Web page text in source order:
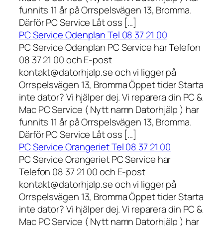
funnits 11 år på Orrspelsvägen 13, Bromma.
Därför PC Service Låt oss […]
PC Service Odenplan Tel 08 37 21 00
PC Service Odenplan PC Service har Telefon
08 37 21 00 och E-post
kontakt@datorhjalp.se och vi ligger på
Orrspelsvägen 13, Bromma Öppet tider Starta
inte dator? Vi hjälper dej. Vi reparera din PC &
Mac PC Service ( Nytt namn Datorhjälp ) har
funnits 11 år på Orrspelsvägen 13, Bromma.
Därför PC Service Låt oss […]
PC Service Orangeriet Tel 08 37 21 00
PC Service Orangeriet PC Service har
Telefon 08 37 21 00 och E-post
kontakt@datorhjalp.se och vi ligger på
Orrspelsvägen 13, Bromma Öppet tider Starta
inte dator? Vi hjälper dej. Vi reparera din PC &
Mac PC Service ( Nytt namn Datorhjälp ) har